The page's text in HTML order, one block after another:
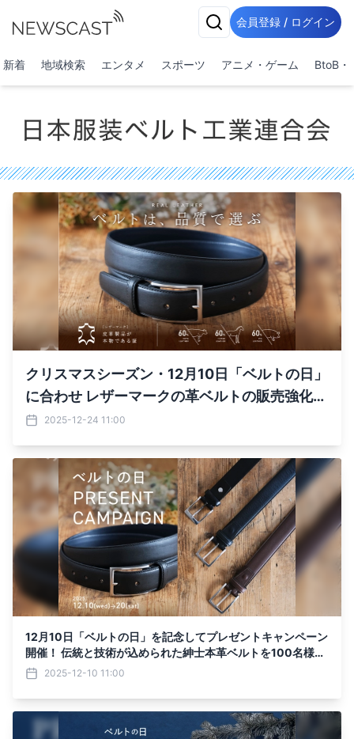
会員登録 / ログイン
新着 地域検索 エンタメ スポーツ アニメ・ゲーム BtoB・
クリスマスシーズン・12月10日「ベルトの日」
に合わせ レザーマークの革ベルトの販売強化を
実施中！
2025-12-24 11:00
12月10日「ベルトの日」を記念してプレゼントキャンペーン
開催！ 伝統と技術が込められた紳士本革ベルトを100名様に
プレゼント
2025-12-10 11:00